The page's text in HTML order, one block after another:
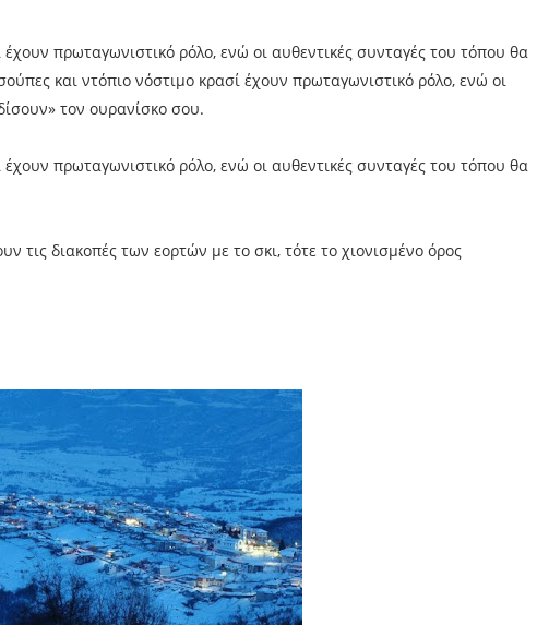
πρωταγωνιστικό ρόλο, ενώ οι αυθεντικές συνταγές του τόπου θα
και ντόπιο νόστιμο κρασί έχουν πρωταγωνιστικό ρόλο, ενώ οι
τον ουρανίσκο σου.
πρωταγωνιστικό ρόλο, ενώ οι αυθεντικές συνταγές του τόπου θα
τις διακοπές των εορτών με το σκι, τότε το χιονισμένο όρος